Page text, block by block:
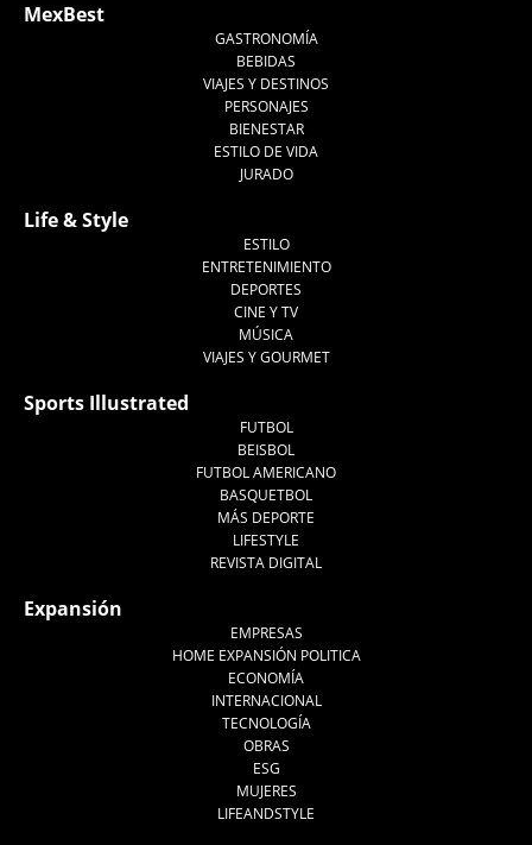
MexBest
GASTRONOMÍA
BEBIDAS
VIAJES Y DESTINOS
PERSONAJES
BIENESTAR
ESTILO DE VIDA
JURADO
Life & Style
ESTILO
ENTRETENIMIENTO
DEPORTES
CINE Y TV
MÚSICA
VIAJES Y GOURMET
Sports Illustrated
FUTBOL
BEISBOL
FUTBOL AMERICANO
BASQUETBOL
MÁS DEPORTE
LIFESTYLE
REVISTA DIGITAL
Expansión
EMPRESAS
HOME EXPANSIÓN POLITICA
ECONOMÍA
INTERNACIONAL
TECNOLOGÍA
OBRAS
ESG
MUJERES
LIFEANDSTYLE